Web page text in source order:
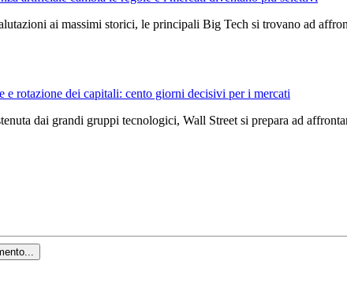
ai massimi storici, le principali Big Tech si trovano ad
e rotazione dei capitali: cento giorni decisivi per i mercati
dai grandi gruppi tecnologici, Wall Street si prepara ad